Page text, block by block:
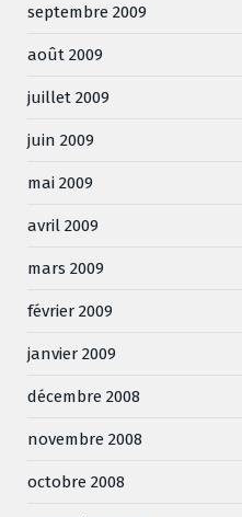
septembre 2009
août 2009
juillet 2009
juin 2009
mai 2009
avril 2009
mars 2009
février 2009
janvier 2009
décembre 2008
novembre 2008
octobre 2008